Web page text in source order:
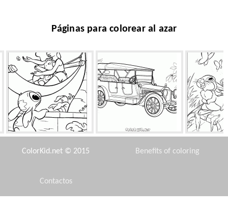
Páginas para colorear al azar
Stich solos Packard Twin-Six Las liebres
ColorKid.net © 2015 Benefits of coloring
Contactos